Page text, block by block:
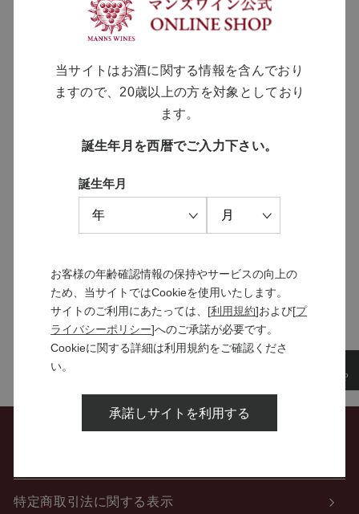
千曲川 龍眼 2024
￥1,990
特設サイト
特定商取引法に関する表示
当サイトはお酒に関する情報を含んでおり
ますので、20歳以上の方を対象としており
ます。
誕生年月を西暦でご入力下さい。
誕生年月
お客様の年齢確認情報の保持やサービスの向上の
ため、当サイトではCookieを使用いたします。
サイトのご利用にあたっては、[利用規約]および[プ
ライバシーポリシー]へのご承諾が必要です。
Cookieに関する詳細は利用規約をご確認くださ
い。
承諾しサイトを利用する